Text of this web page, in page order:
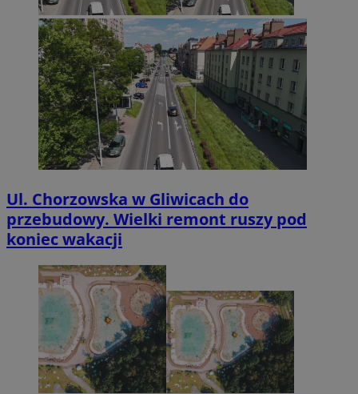
Ul. Chorzowska w Gliwicach do
przebudowy. Wielki remont ruszy pod
koniec wakacji